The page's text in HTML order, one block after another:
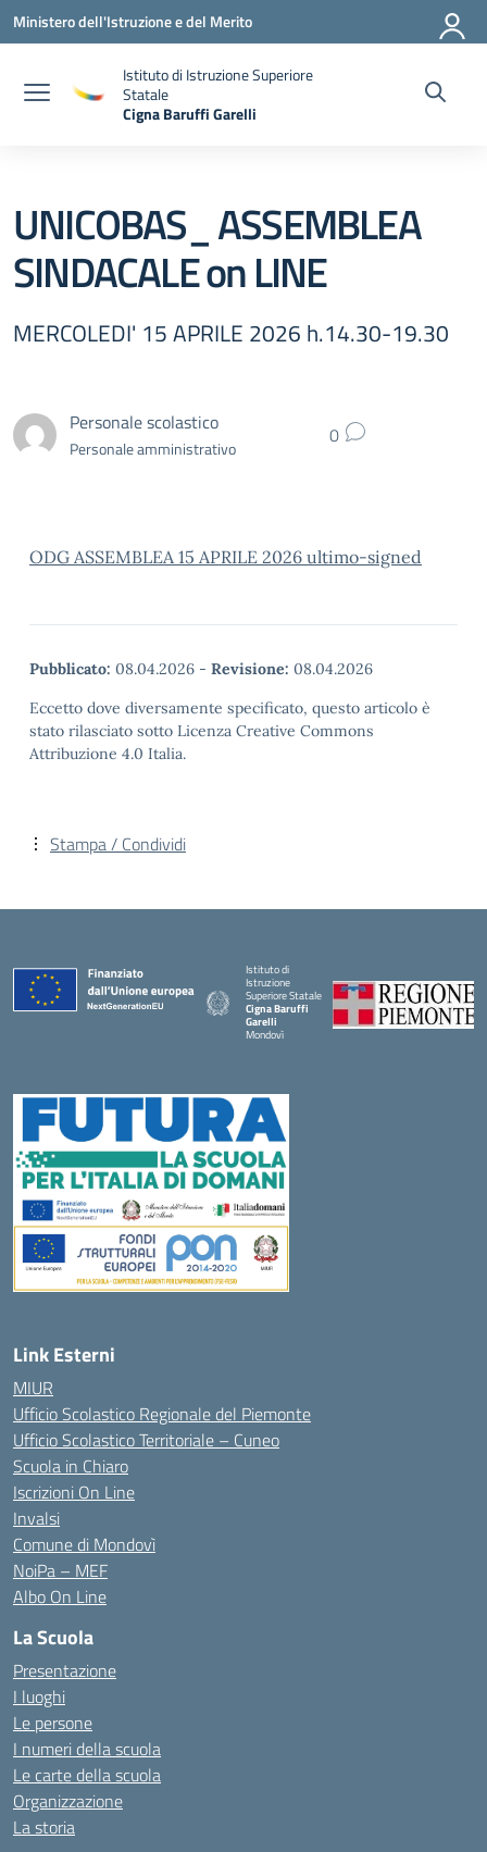
Vai ai contenuti
Vai al menu di navigazione
Vai al footer
Ministero dell'Istruzione e del Merito
Istituto di Istruzione Superiore
Statale
Cigna Baruffi Garelli
UNICOBAS_ ASSEMBLEA
SINDACALE on LINE
MERCOLEDI' 15 APRILE 2026 h.14.30-19.30
Personale scolastico
Personale amministrativo 0
ODG ASSEMBLEA 15 APRILE 2026 ultimo-signed
Pubblicato: 08.04.2026 - Revisione: 08.04.2026
Eccetto dove diversamente specificato, questo articolo è
stato rilasciato sotto Licenza Creative Commons
Attribuzione 4.0 Italia.
Stampa / Condividi
Istituto di
Istruzione
Superiore Statale
Cigna Baruffi
Garelli
Mondovì
Link Esterni
MIUR
Ufficio Scolastico Regionale del Piemonte
Ufficio Scolastico Territoriale – Cuneo
Scuola in Chiaro
Iscrizioni On Line
Invalsi
Comune di Mondovì
NoiPa – MEF
Albo On Line
La Scuola
Presentazione
I luoghi
Le persone
I numeri della scuola
Le carte della scuola
Organizzazione
La storia